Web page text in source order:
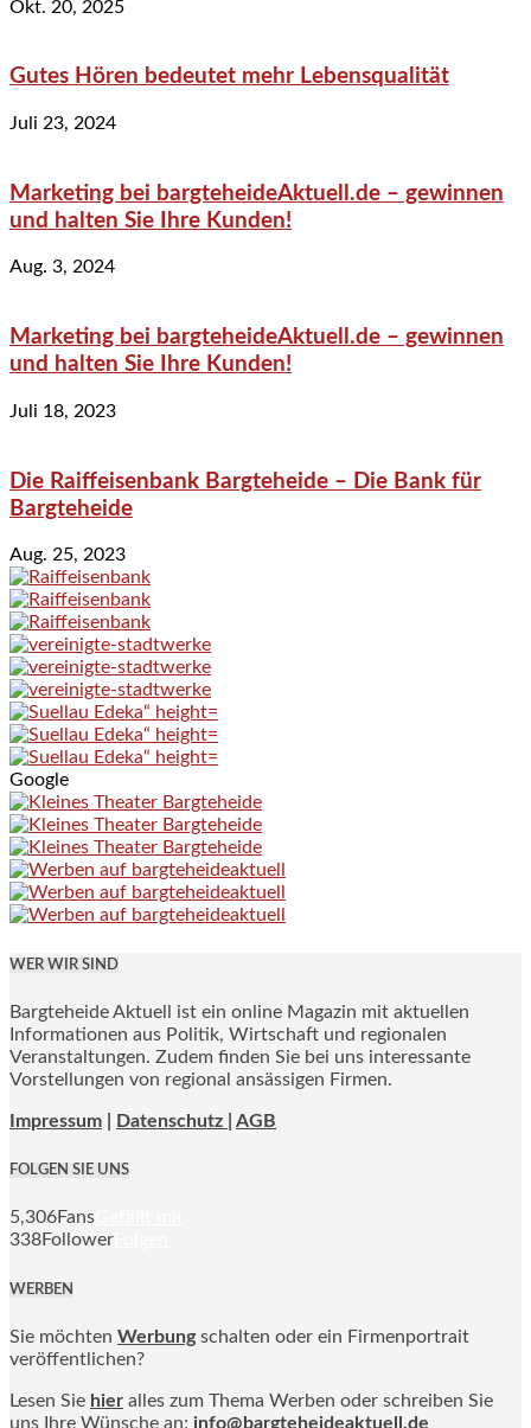
Okt. 20, 2025
Gutes Hören bedeutet mehr Lebensqualität
Juli 23, 2024
Marketing bei bargteheideAktuell.de – gewinnen
und halten Sie Ihre Kunden!
Aug. 3, 2024
Marketing bei bargteheideAktuell.de – gewinnen
und halten Sie Ihre Kunden!
Juli 18, 2023
Die Raiffeisenbank Bargteheide – Die Bank für
Bargteheide
Aug. 25, 2023
Google
WER WIR SIND
Bargteheide Aktuell ist ein online Magazin mit aktuellen
Informationen aus Politik, Wirtschaft und regionalen
Veranstaltungen. Zudem finden Sie bei uns interessante
Vorstellungen von regional ansässigen Firmen.
Impressum Datenschutz | AGB
FOLGEN SIE UNS
5,306Fans
338Follower
WERBEN
Sie möchten Werbung schalten oder ein Firmenportrait
veröffentlichen?
Lesen Sie hier alles zum Thema Werben oder schreiben Sie
uns Ihre Wünsche an: info@bargteheideaktuell.de